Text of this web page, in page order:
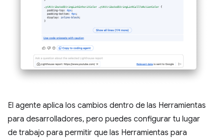
El agente aplica los cambios dentro de las Herramientas
para desarrolladores, pero puedes configurar tu lugar
de trabajo para permitir que las Herramientas para